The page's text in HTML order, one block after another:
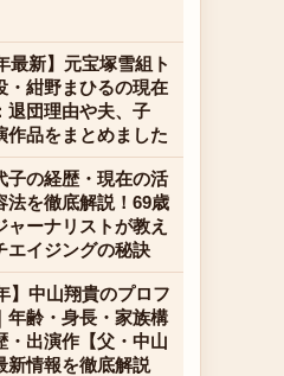
最新】元宝塚雪組ト
・紺野まひるの現在
退団理由や夫、子
作品をまとめました
子の経歴・現在の活
法を徹底解説！69歳
ャーナリストが教え
エイジングの秘訣
】中山翔貴のプロフ
年齢・身長・家族構
・出演作【父・中山
新情報を徹底解説